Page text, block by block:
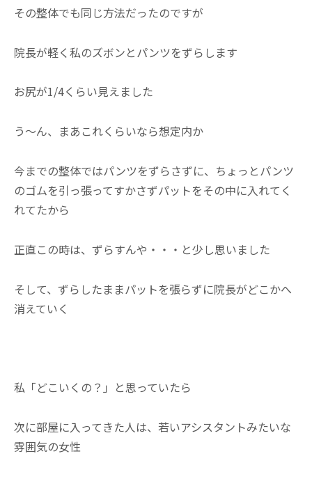
その整体でも同じ方法だったのですが
院長が軽く私のズボンとパンツをずらします
お尻が1/4くらい見えました
う～ん、まあこれくらいなら想定内か
今までの整体ではパンツをずらさずに、ちょっとパンツ
のゴムを引っ張ってすかさずパットをその中に入れてく
れてたから
正直この時は、ずらすんや・・・と少し思いました
そして、ずらしたままパットを張らずに院長がどこかへ
消えていく
私「どこいくの？」と思っていたら
次に部屋に入ってきた人は、若いアシスタントみたいな
雰囲気の女性